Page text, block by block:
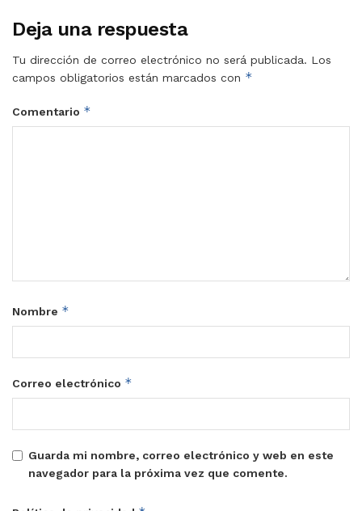
Deja una respuesta
Tu dirección de correo electrónico no será publicada. Los
campos obligatorios están marcados con *
Comentario *
Nombre *
Correo electrónico *
Guarda mi nombre, correo electrónico y web en este
navegador para la próxima vez que comente.